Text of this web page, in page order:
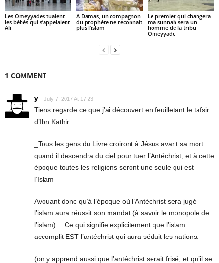
Les Omeyyades tuaient
les bébés qui s’appelaient
Ali
A Damas, un compagnon
du prophète ne reconnait
plus l’islam
Le premier qui changera
ma sunnah sera un
homme de la tribu
Omeyyade
1 COMMENT
y July 7, 2017 At 17:23
Tiens regarde ce que j’ai découvert en feuilletant le tafsir
d’Ibn Kathir :
_Tous les gens du Livre croiront à Jésus avant sa mort
quand il descendra du ciel pour tuer l’Antéchrist, et à cette
époque toutes les religions seront une seule qui est
l’Islam_
Avouant donc qu’à l’époque où l’Antéchrist sera jugé
l’islam aura réussit son mandat (à savoir le monopole de
l’islam)… Ce qui signifie explicitement que l’islam
accomplit EST l’antéchrist qui aura séduit les nations.
(on y apprend aussi que l’antéchrist serait frisé, et qu’il se